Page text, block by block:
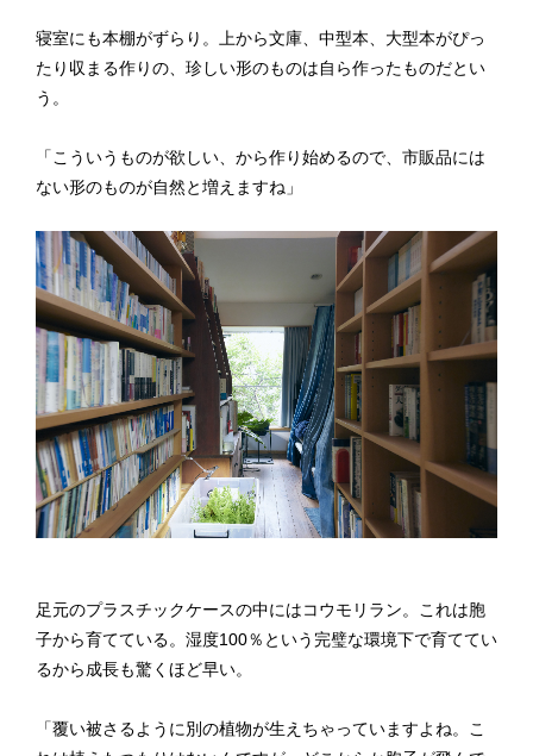
寝室にも本棚がずらり。上から文庫、中型本、大型本がぴっ
たり収まる作りの、珍しい形のものは自ら作ったものだとい
う。
「こういうものが欲しい、から作り始めるので、市販品には
ない形のものが自然と増えますね」
足元のプラスチックケースの中にはコウモリラン。これは胞
子から育てている。湿度100％という完璧な環境下で育ててい
るから成長も驚くほど早い。
「覆い被さるように別の植物が生えちゃっていますよね。こ